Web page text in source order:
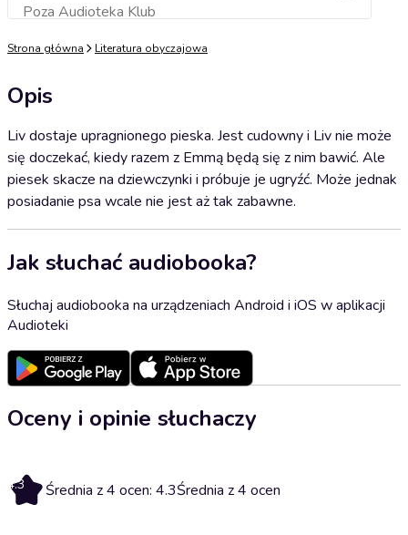
Poza Audioteka KlubDodaj do koszyka
Strona główna Literatura obyczajowa
Opis
Liv dostaje upragnionego pieska. Jest cudowny i Liv nie może
się doczekać, kiedy razem z Emmą będą się z nim bawić. Ale
piesek skacze na dziewczynki i próbuje je ugryźć. Może jednak
posiadanie psa wcale nie jest aż tak zabawne.
Jak słuchać audiobooka?
Słuchaj audiobooka na urządzeniach Android i iOS w aplikacji
Audioteki
Oceny i opinie słuchaczy
4.3 Średnia z 4 ocen: 4.3Średnia z 4 ocen